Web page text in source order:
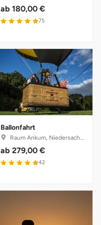
ab 180,00 €
75
Ballonfahrt
Raum Ankum, Niedersachsen
ab 279,00 €
42